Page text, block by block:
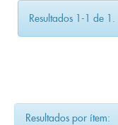
Resultados 1-1 de 1.
Resultados por ítem: